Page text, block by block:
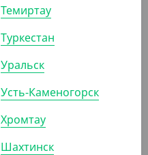
Темиртау
Туркестан
Уральск
Усть-Каменогорск
Хромтау
Шахтинск